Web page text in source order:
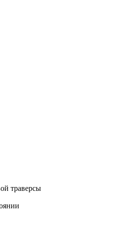
траверсы